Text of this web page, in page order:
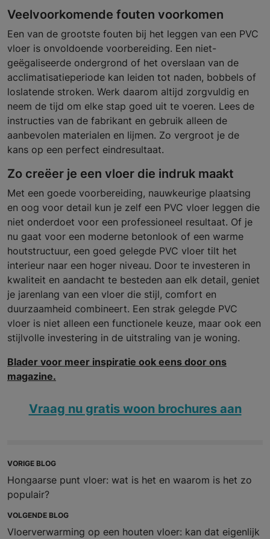
Veelvoorkomende fouten voorkomen
Een van de grootste fouten bij het leggen van een PVC
vloer is onvoldoende voorbereiding. Een niet-
geëgaliseerde ondergrond of het overslaan van de
acclimatisatieperiode kan leiden tot naden, bobbels of
loslatende stroken. Werk daarom altijd zorgvuldig en
neem de tijd om elke stap goed uit te voeren. Lees de
instructies van de fabrikant en gebruik alleen de
aanbevolen materialen en lijmen. Zo vergroot je de
kans op een perfect eindresultaat.
Zo creëer je een vloer die indruk maakt
Met een goede voorbereiding, nauwkeurige plaatsing
en oog voor detail kun je zelf een PVC vloer leggen die
niet onderdoet voor een professioneel resultaat. Of je
nu gaat voor een moderne betonlook of een warme
houtstructuur, een goed gelegde PVC vloer tilt het
interieur naar een hoger niveau. Door te investeren in
kwaliteit en aandacht te besteden aan elk detail, geniet
je jarenlang van een vloer die stijl, comfort en
duurzaamheid combineert. Een strak gelegde PVC
vloer is niet alleen een functionele keuze, maar ook een
stijlvolle investering in de uitstraling van je woning.
Blader voor meer inspiratie ook eens door ons
magazine.
Vraag nu gratis woon brochures aan
VORIGE BLOG
Hongaarse punt vloer: wat is het en waarom is het zo
populair?
VOLGENDE BLOG
Vloerverwarming op een houten vloer: kan dat eigenlijk